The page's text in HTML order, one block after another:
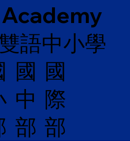
語中小學
國
中
部
國
際
部